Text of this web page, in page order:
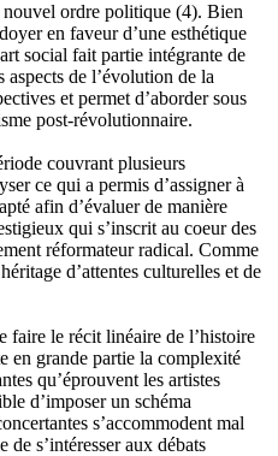
nouvel ordre politique (4). Bien
en faveur d’une esthétique
social fait partie intégrante de
de l’évolution de la
et permet d’aborder sous
post-révolutionnaire.
couvrant plusieurs
ce qui a permis d’assigner à
afin d’évaluer de manière
qui s’inscrit au coeur des
réformateur radical. Comme
d’attentes culturelles et de
faire le récit linéaire de l’histoire
en grande partie la complexité
qu’éprouvent les artistes
d’imposer un schéma
s’accommodent mal
s’intéresser aux débats